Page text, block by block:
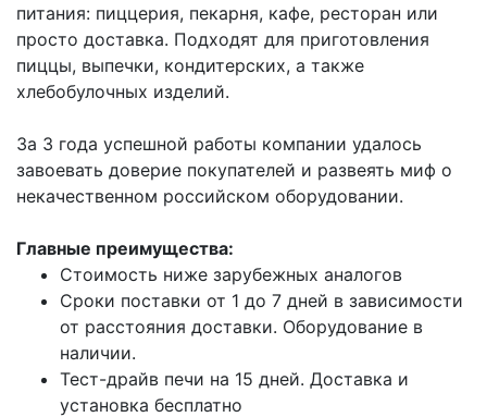
питания: пиццерия, пекарня, кафе, ресторан или
просто доставка. Подходят для приготовления
пиццы, выпечки, кондитерских, а также
хлебобулочных изделий.
За 3 года успешной работы компании удалось
завоевать доверие покупателей и развеять миф о
некачественном российском оборудовании.
Главные преимущества:
Стоимость ниже зарубежных аналогов
Сроки поставки от 1 до 7 дней в зависимости
от расстояния доставки. Оборудование в
наличии.
Тест-драйв печи на 15 дней. Доставка и
установка бесплатно